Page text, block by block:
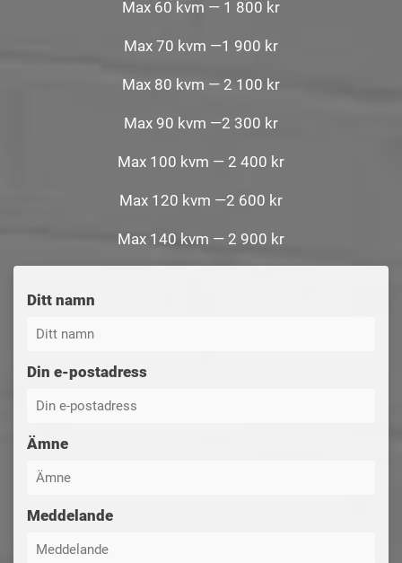
Max 60 kvm — 1 800 kr
Max 70 kvm —1 900 kr
Max 80 kvm — 2 100 kr
Max 90 kvm —2 300 kr
Max 100 kvm — 2 400 kr
Max 120 kvm —2 600 kr
Max 140 kvm — 2 900 kr
Ditt namn
Din e-postadress
Ämne
Meddelande